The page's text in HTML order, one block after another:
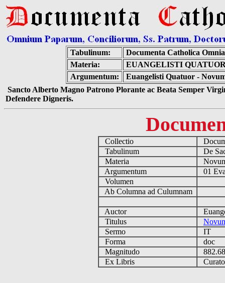
Tabulinum:
Documenta Catholica Omnia
Materia:
EUANGELISTI
Argumentum:
Euangelisti Quatuor -
Sancto Alberto Magno Patrono Plorante ac Beata Semper
Defendere Digneris.
Collectio
Tabulinum
De
Materia
Argumentum
01
Volumen
Ab Columna ad Culumnam
Auctor
Titulus
Sermo
IT
Forma
doc
Magnitudo
Ex Libris